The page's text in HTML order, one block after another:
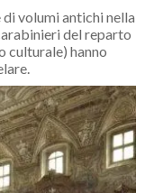
volumi antichi nella
del reparto
culturale) hanno